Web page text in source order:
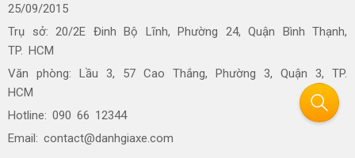
25/09/2015
Trụ sở: 20/2E Đinh Bộ Lĩnh, Phường 24, Quận Bình Thạnh,
TP. HCM
Văn phòng: Lầu 3, 57 Cao Thắng, Phường 3, Quận 3, TP.
HCM
Hotline: 090 66 12344
Email: contact@danhgiaxe.com